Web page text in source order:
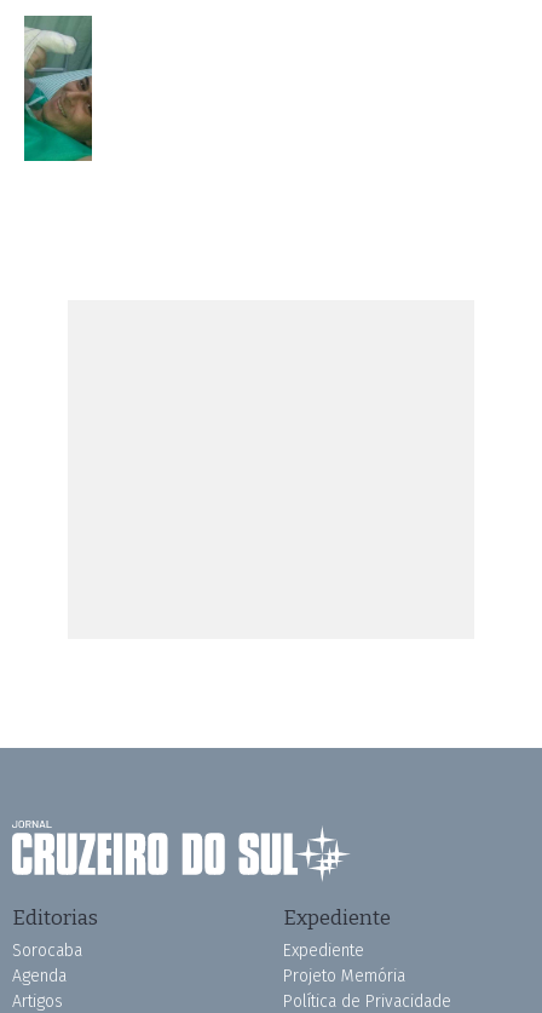
Editorias
Sorocaba
Agenda
Artigos
Expediente
Expediente
Projeto Memória
Política de Privacidade